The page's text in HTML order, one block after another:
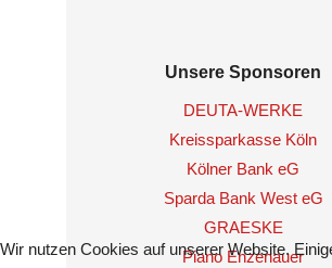
Unsere Sponsoren
DEUTA-WERKE
Kreissparkasse Köln
Kölner Bank eG
Sparda Bank West eG
GRAESKE
Piano Enzenauer
Wir nutzen Cookies auf unserer Website.